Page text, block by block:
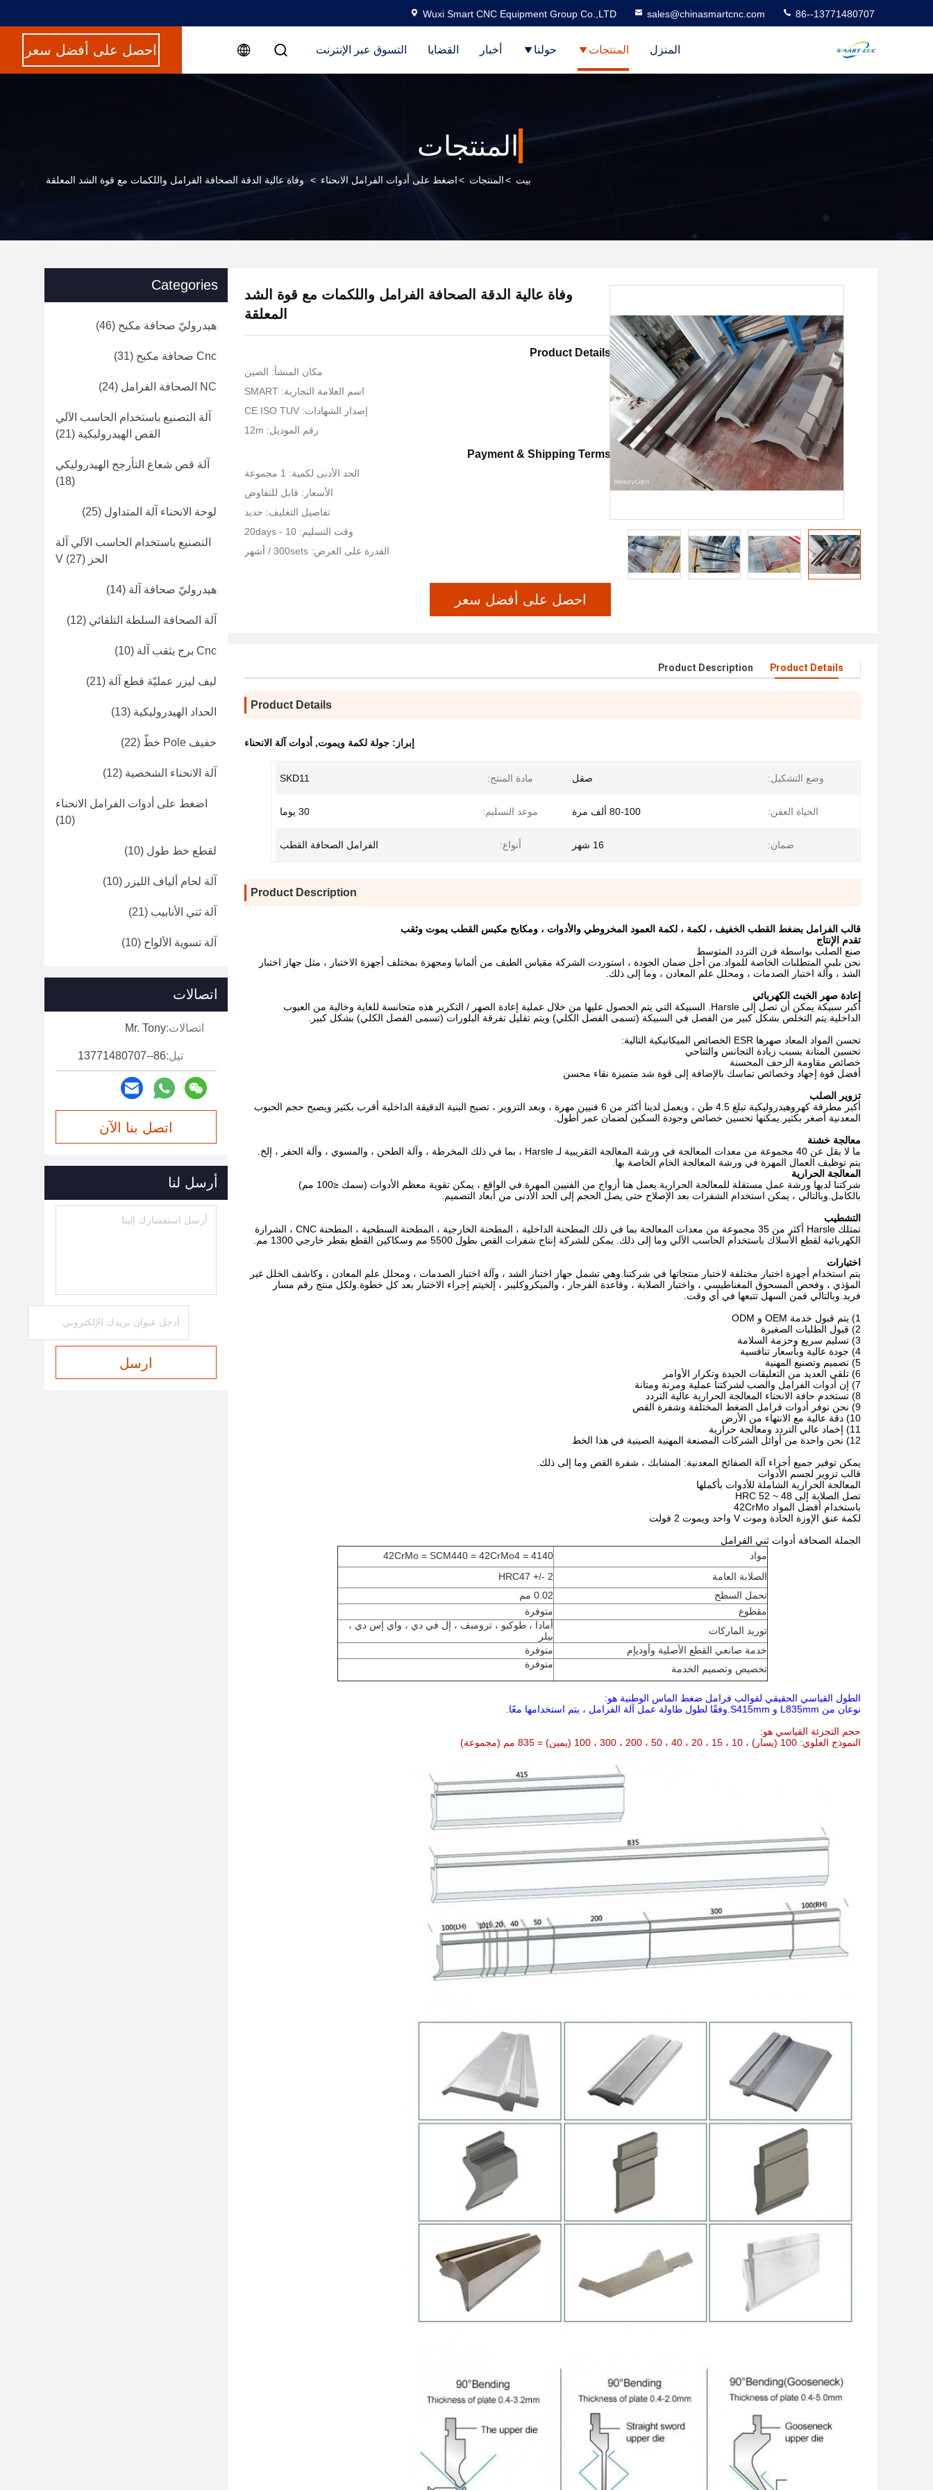
Wuxi Smart CNC Equipment Group Co.,LTD sales@chinasmartcnc.com 86--13771480707
المنزل المنتجات حولنا أخبار القضايا التسوق عبر الإنترنت احصل على أفضل سعر
المنتجات
بيت >المنتجات >اضغط على أدوات الفرامل الانحناء > وفاة عالية الدقة الصحافة الفرامل واللكمات مع قوة الشد المعلقة
وفاة عالية الدقة الصحافة الفرامل واللكمات مع قوة الشد
المعلقة
Product Details
مكان المنشأ: الصين
اسم العلامة التجارية: SMART
إصدار الشهادات: CE ISO TUV
رقم الموديل: 12m
Payment & Shipping Terms
الحد الأدنى لكمية: 1 مجموعة
الأسعار: قابل للتفاوض
تفاصيل التغليف: حديد
وقت التسليم: 10 - 20days
القدرة على العرض: 300sets / أشهر
احصل على أفضل سعر
Product Details
Product Description
Product Details
إبراز: جولة لكمة ويموت, أدوات آلة الانحناء
وضع التشكيل: صقل مادة المنتج: SKD11
الحياة العفن: 80-100 ألف مرة موعد التسليم: 30 يوما
ضمان: 16 شهر أنواع: الفرامل الصحافة القطب
Product Description
قالب الفرامل بضغط القطب الخفيف ، لكمة ، لكمة العمود المخروطي والأدوات ، ومكابح مكبس القطب يموت وثقب
تقدم الإنتاج
صنع الصلب بواسطة فرن التردد المتوسط
نحن نلبي المتطلبات الخاصة للمواد.من أجل ضمان الجودة ، استوردت الشركة مقياس الطيف من ألمانيا ومجهزة بمختلف أجهزة الاختبار ، مثل جهاز اختبار
الشد ، وآلة اختبار الصدمات ، ومحلل علم المعادن ، وما إلى ذلك.
إعادة صهر الخبث الكهربائي
أكبر سبيكة يمكن أن تصل إلى Harsle. السبيكة التي يتم الحصول عليها من خلال عملية إعادة الصهر / التكرير هذه متجانسة للغاية وخالية من العيوب
الداخلية.يتم التخلص بشكل كبير من الفصل في السبيكة (تسمى الفصل الكلي) ويتم تقليل تفرقة البلورات (تسمى الفصل الكلي) بشكل كبير.
تحسن المواد المعاد صهرها ESR الخصائص الميكانيكية التالية:
تحسين المتانة بسبب زيادة التجانس والتناحي
خصائص مقاومة الزحف المحسنة
أفضل قوة إجهاد وخصائص تماسك بالإضافة إلى قوة شد متميزة نقاء محسن
تزوير الصلب
أكبر مطرقة كهروهيدروليكية تبلغ 4.5 طن ، ويعمل لدينا أكثر من 6 فنيين مهرة ، وبعد التزوير ، تصبح البنية الدقيقة الداخلية أقرب بكثير ويصبح حجم الحبوب
المعدنية أصغر بكثير.يمكنها تحسين خصائص وجودة السكين لضمان عمر أطول.
معالجة خشنة
ما لا يقل عن 40 مجموعة من معدات المعالجة في ورشة المعالجة التقريبية لـ Harsle ، بما في ذلك المخرطة ، وآلة الطحن ، والمسوي ، وآلة الحفر ، إلخ.
يتم توظيف العمال المهرة في ورشة المعالجة الخام الخاصة بها.
المعالجة الحرارية
شركتنا لديها ورشة عمل مستقلة للمعالجة الحرارية.يعمل هنا أزواج من الفنيين المهرة.في الواقع ، يمكن تقوية معظم الأدوات (سمك ≤100 مم)
بالكامل.وبالتالي ، يمكن استخدام الشفرات بعد الإصلاح حتى يصل الحجم إلى الحد الأدنى من أبعاد التصميم.
التشطيب
تمتلك Harsle أكثر من 35 مجموعة من معدات المعالجة بما في ذلك المطحنة الداخلية ، المطحنة الخارجية ، المطحنة السطحية ، المطحنة CNC ، الشرارة
الكهربائية لقطع الأسلاك باستخدام الحاسب الآلي وما إلى ذلك. يمكن للشركة إنتاج شفرات القص بطول 5500 مم وسكاكين القطع بقطر خارجي 1300 مم.
اختبارات
يتم استخدام أجهزة اختبار مختلفة لاختبار منتجاتها في شركتنا.وهي تشمل جهاز اختبار الشد ، وآلة اختبار الصدمات ، ومحلل علم المعادن ، وكاشف الخلل غير
المؤذي ، وفحص المسحوق المغناطيسي ، واختبار الصلابة ، وقاعدة الفرجار ، والميكروكليبر ، إلخيتم إجراء الاختبار بعد كل خطوة.ولكل منتج رقم مسار
فريد.وبالتالي فمن السهل تتبعها في أي وقت.
1) يتم قبول خدمة OEM و ODM
2) قبول الطلبات الصغيرة
3) تسليم سريع وحزمة السلامة
4) جودة عالية وبأسعار تنافسية
5) تصميم وتصنيع المهنية
6) تلقي العديد من التعليقات الجيدة وتكرار الأوامر
7) إن أدوات الفرامل والصب لشركتنا عملية ومرنة ومتانة
8) تستخدم حافة الانحناء المعالجة الحرارية عالية التردد
9) نحن نوفر أدوات فرامل الضغط المختلفة وشفرة القص
10) دقة عالية مع الانتهاء من الأرض
11) إخماد عالي التردد ومعالجة حرارية
12) نحن واحدة من أوائل الشركات المصنعة المهنية الصينية في هذا الخط
يمكن توفير جميع أجزاء آلة الصفائح المعدنية: المشابك ، شفرة القص وما إلى ذلك.
قالب تزوير لجسم الأدوات
المعالجة الحرارية الشاملة للأدوات بأكملها
تصل الصلابة إلى 48 ~ 52 HRC
باستخدام أفضل المواد 42CrMo
لكمة عنق الإوزة الحادة وموت V واحد ويموت 2 فولت
الجملة الصحافة أدوات ثني الفرامل
مواد
42CrMo = SCM440 = 42CrMo4 = 4140
الصلابة العامة
HRC47 +/- 2
تحمل السطح
0.02 مم
مقطوع
متوفرة
توريد الماركات
أمادا ، طوكيو ، ترومبف ، إل في دي ، واي إس دي ،
بيلر
خدمة صانعي القطع الأصلية وأوديإم
متوفرة
تخصيص وتصميم الخدمة
متوفرة
الطول القياسي الحقيقي لقوالب فرامل ضغط الماس الوطنية هو:
نوعان من L835mm و S415mm.وفقًا لطول طاولة عمل آلة الفرامل ، يتم استخدامها معًا.
حجم التجزئة القياسي هو:
النموذج العلوي: 100 (يسار) ، 10 ، 15 ، 20 ، 40 ، 50 ، 200 ، 300 ، 100 (يمين) = 835 مم (مجموعة)
Categories
هيدروليّ صحافة مكبح (46)
Cnc صحافة مكبح (31)
NC الصحافة الفرامل (24)
آلة التصنيع باستخدام الحاسب الآلي
القص الهيدروليكية (21)
آلة قص شعاع التأرجح الهيدروليكي
(18)
لوحة الانحناء آلة المتداول (25)
التصنيع باستخدام الحاسب الآلي آلة
الحز V (27)
هيدروليّ صحافة آلة (14)
آلة الصحافة السلطة التلقائي (12)
Cnc برج يثقب آلة (10)
ليف ليزر عمليّة قطع آلة (21)
الحداد الهيدروليكية (13)
خفيف Pole خطّ (22)
آلة الانحناء الشخصية (12)
اضغط على أدوات الفرامل الانحناء
(10)
لقطع خط طول (10)
آلة لحام ألياف الليزر (10)
آلة ثني الأنابيب (21)
آلة تسوية الألواح (10)
اتصالات
اتصالات:Mr. Tony
تيل:86--13771480707
اتصل بنا الآن
أرسل لنا
ارسل